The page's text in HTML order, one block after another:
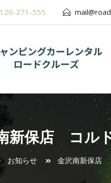
271-555
新保店 コル
お知らせ 金沢南新保